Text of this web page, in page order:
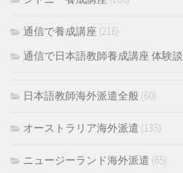
通信で養成講座 (216)
通信で日本語教師養成講座 体験談
日本語教師海外派遣全般 (60)
オーストラリア海外派遣 (135)
ニュージーランド海外派遣 (65)